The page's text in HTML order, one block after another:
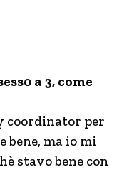
a 3, come
coordinator per
bene, ma io mi
stavo bene con